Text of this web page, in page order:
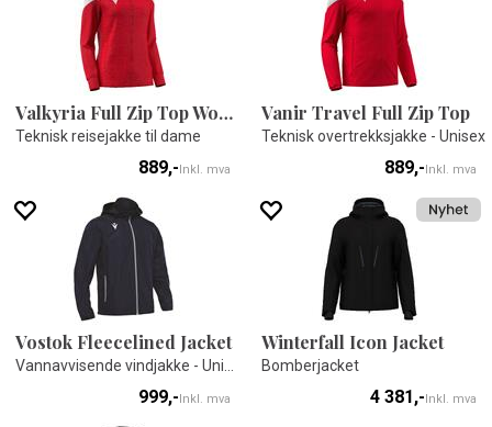
Valkyria Full Zip Top Woman
Teknisk reisejakke til dame
889,-Inkl. mva
Vanir Travel Full Zip Top
Teknisk overtrekksjakke - Unisex
889,-Inkl. mva
Vostok Fleecelined Jacket
999,-Inkl. mva
Winterfall Icon Jacket
Bomberjacket
4 381,-Inkl. mva